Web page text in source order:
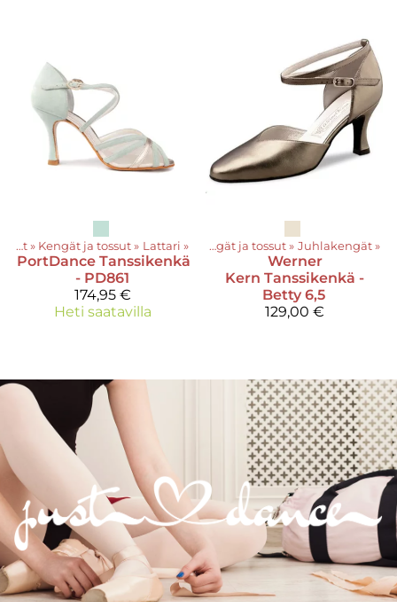
Tuotteet ‪» Kengät ja tossut ‪» Lattari ‪»
PortDance Tanssikenkä
- PD861
174,95 €
Heti saatavilla
Tuotteet ‪» Kengät ja tossut ‪» Juhlakengät ‪»
Werner
Kern Tanssikenkä -
Betty 6,5
129,00 €